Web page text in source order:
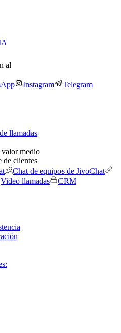
al
Instagram Telegram
llamadas
valor medio
de clientes
Chat de equipos de JivoChat
Video llamadas
CRM